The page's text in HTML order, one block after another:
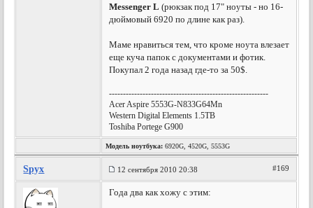
Messenger L (рюкзак под 17" ноуты - но 16-
дюймовый 6920 по длине как раз).
Маме нравиться тем, что кроме ноута влезает
еще куча папок с документами и фотик.
Покупал 2 года назад где-то за 50$.
---------------------------------------------------------
Acer Aspire 5553G-N833G64Mn
Western Digital Elements 1.5TB
Toshiba Portege G900
Модель ноутбука: 6920G, 4520G, 5553G
Spyx 12 сентября 2010 20:38 #169
Года два как хожу с этим: